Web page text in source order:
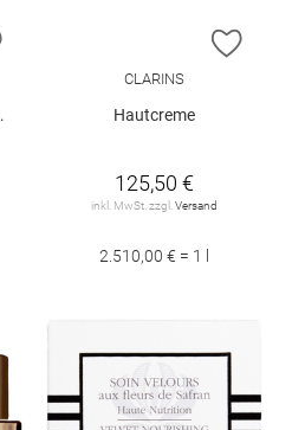
ZUR WUNSCHLISTE HINZUFÜGEN
ZUR
CLARINS
Hautcreme
125,50 €
inkl. MwSt. zzgl. Versand
2.510,00 € = 1 l